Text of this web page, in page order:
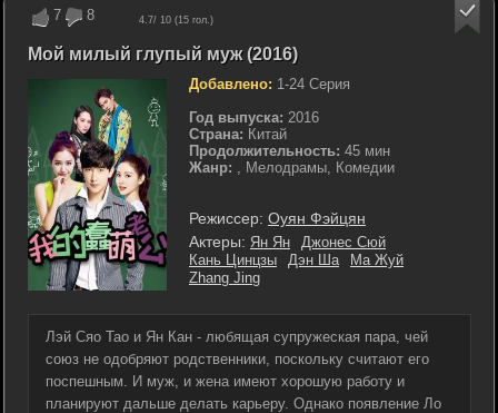
7 8 4.7/ 10 (15 гол.)
Мой милый глупый муж (2016)
Добавлено: 1-24 Серия
Год выпуска: 2016
Страна: Китай
Продолжительность: 45 мин
Жанр: , Мелодрамы, Комедии
Режиссер: Оуян Фэйцян
Актеры: Ян Ян
Джонес Сюй
Кань Цинцзы
Дэн Ша
Ма Жуй
Zhang Jing
Лэй Сяо Тао и Ян Кан - любящая супружеская пара, чей
союз не одобряют родственники, поскольку считают его
поспешным. И муж, и жена имеют хорошую работу и
планируют дальше делать карьеру. Однако появление Ло